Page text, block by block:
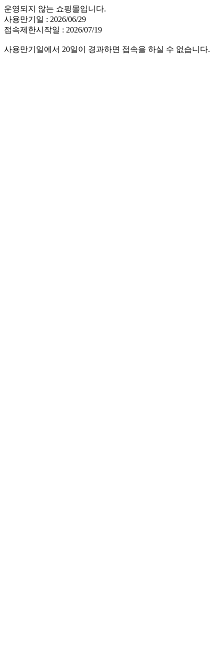
운영되지 않는 쇼핑몰입니다.
사용만기일 : 2026/06/29
접속제한시작일 : 2026/07/19
사용만기일에서 20일이 경과하면 접속을 하실 수 없습니다.